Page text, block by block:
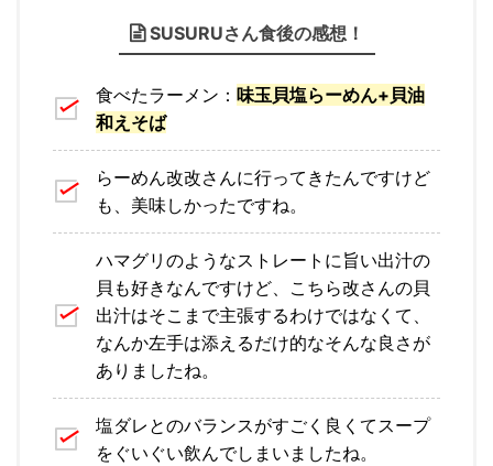
SUSURUさん食後の感想！
食べたラーメン： 味玉貝塩らーめん+貝油
和えそば
らーめん改改さんに行ってきたんですけど
も、美味しかったですね。
ハマグリのようなストレートに旨い出汁の
貝も好きなんですけど、こちら改さんの貝
出汁はそこまで主張するわけではなくて、
なんか左手は添えるだけ的なそんな良さが
ありましたね。
塩ダレとのバランスがすごく良くてスープ
をぐいぐい飲んでしまいましたね。